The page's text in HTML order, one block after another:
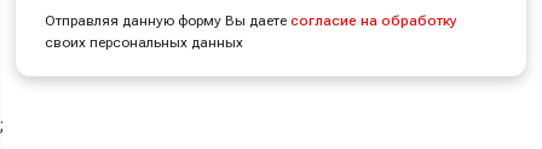
Отправляя данную форму Вы даетесогласие на обработку
своих персональных данных
;